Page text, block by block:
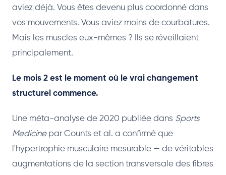
aviez déjà. Vous êtes devenu plus coordonné dans
vos mouvements. Vous aviez moins de courbatures.
Mais les muscles eux-mêmes ? Ils se réveillaient
principalement.
Le mois 2 est le moment où le vrai changement
structurel commence.
Une méta-analyse de 2020 publiée dans Sports
Medicinepar Counts et al. a confirmé que
l'hypertrophie musculaire mesurable — de véritables
augmentations de la section transversale des fibres